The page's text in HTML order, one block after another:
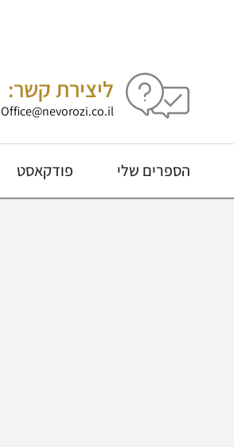
ליצירת קשר:
Office@nevorozi.co.il
הספרים שלי פודקאסט